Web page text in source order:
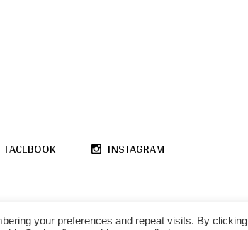
FACEBOOK INSTAGRAM
© 2018 / All Rights Reserved
your preferences and repeat visits. By clicking